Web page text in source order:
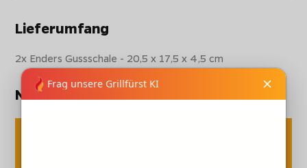
Lieferumfang
2x Enders Gussschale - 20,5 x 17,5 x 4,5 cm
Nicht vergessen: